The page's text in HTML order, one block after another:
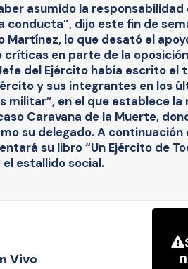
asumido la responsabilidad
conducta”, dijo este fin de
Martínez, lo que desató el
críticas en parte de la
del Ejército había escrito el
y sus integrantes en los
militar”, en el que establece
Caravana de la Muerte,
su delegado. A
su libro “Un Ejército de
estallido social.
Vivo